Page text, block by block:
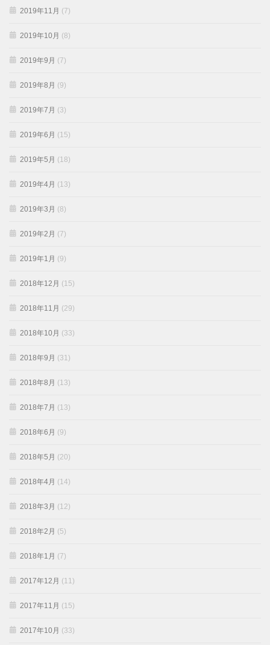
2019年11月 (7)
2019年10月 (8)
2019年9月 (7)
2019年8月 (9)
2019年7月 (3)
2019年6月 (15)
2019年5月 (18)
2019年4月 (13)
2019年3月 (8)
2019年2月 (7)
2019年1月 (9)
2018年12月 (15)
2018年11月 (29)
2018年10月 (33)
2018年9月 (31)
2018年8月 (13)
2018年7月 (13)
2018年6月 (9)
2018年5月 (20)
2018年4月 (14)
2018年3月 (12)
2018年2月 (5)
2018年1月 (7)
2017年12月 (11)
2017年11月 (15)
2017年10月 (33)